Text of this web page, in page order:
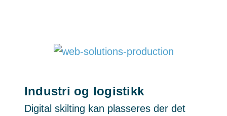
Industri og logistikk
Digital skilting kan plasseres der det